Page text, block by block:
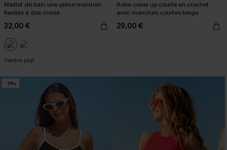
Maillot de bain une pièce maintien
flexible à dos croisé
32,00 €
Ventre plat
Robe cover up courte en crochet
avec manches courtes beige
29,00 €
-10%